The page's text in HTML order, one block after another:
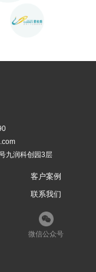
九润科创园3层
客户案例
联系我们
微信公众号